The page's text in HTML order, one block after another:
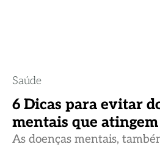
Saúde
6 Dicas para evitar
mentais que
As doenças mentais,